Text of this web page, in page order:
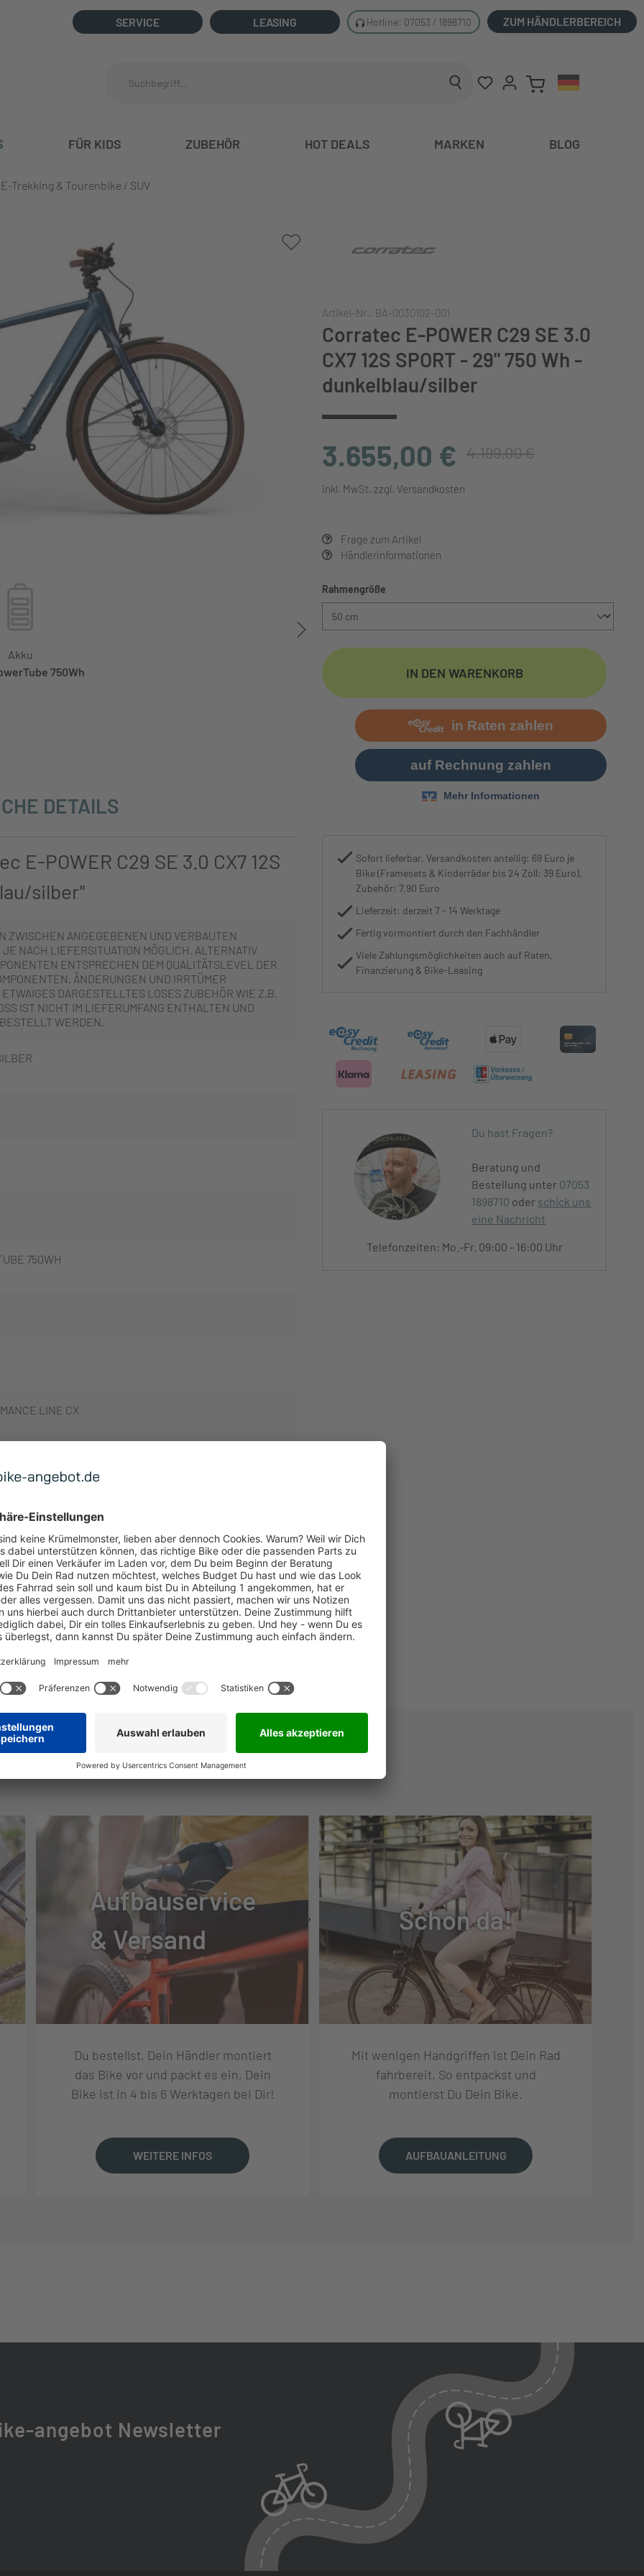
SERVICE LEASING Hotline: 07053 / 1898710 ZUM HÄNDLERBEREICH
FÜR KIDS ZUBEHÖR HOT DEALS MARKEN BLOG
E-Trekking & Tourenbike / SUV
Akku
750Wh
Motor
Bosch Performance
Artikel-Nr.: BA-0030102-001
Corratec E-POWER C29 SE 3.0
CX7 12S SPORT - 29" 750 Wh -
dunkelblau/silber
3.655,00 € 4.199,00 €
inkl. MwSt. zzgl. Versandkosten
Frage zum Artikel
Händlerinformationen
Rahmengröße
IN DEN WARENKORB
Sofort lieferbar, Versandkosten anteilig: 69 Euro je
Bike (Framesets & Kinderräder bis 24 Zoll: 39 Euro),
Zubehör: 7,90 Euro
Lieferzeit: derzeit 7 - 14 Werktage
Fertig vormontiert durch den Fachhändler
Viele Zahlungsmöglichkeiten auch auf Raten,
Finanzierung & Bike-Leasing
Du hast Fragen?
Beratung und
Bestellung unter 07053
1898710 oder schick uns
eine Nachricht
Telefonzeiten: Mo.-Fr. 09:00 - 16:00 Uhr
DETAILS
POWER C29 SE 3.0 CX7 12S
silber"
ZWISCHEN ANGEGEBENEN UND VERBAUTEN
NACH LIEFERSITUATION MÖGLICH. ALTERNATIV
ENTSPRECHEN DEM QUALITÄTSLEVEL DER
ÄNDERUNGEN UND IRRTÜMER
DARGESTELLTES LOSES ZUBEHÖR WIE Z.B.
IST NICHT IM LIEFERUMFANG ENTHALTEN UND
WERDEN.
750WH
LINE CX
12S
11-50T 12S
NÜTZLICHE INFOS
Aufbauservice
& Versand
Du bestellst, Dein Händler montiert
das Bike vor und packt es ein, Dein
Bike ist in 4 bis 6 Werktagen bei Dir!
WEITERE INFOS
Schon da!
Mit wenigen Handgriffen ist Dein Rad
fahrbereit. So entpackst und
montierst Du Dein Bike.
AUFBAUANLEITUNG
angebot Newsletter